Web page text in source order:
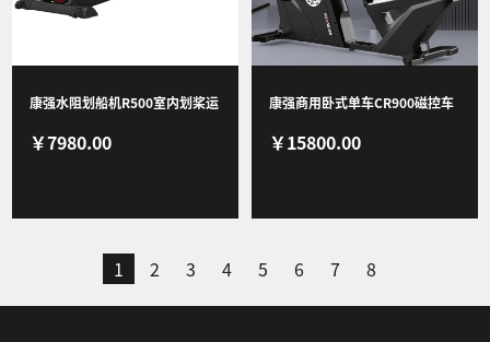
康强水阻划船机R500室内划桨运
动健身器材商用划艇机家用划船
￥7980.00
康强商用卧式单车CR900磁控车
自发电健身车健身房专用
￥15800.00
1 2 3 4 5 6 7 8